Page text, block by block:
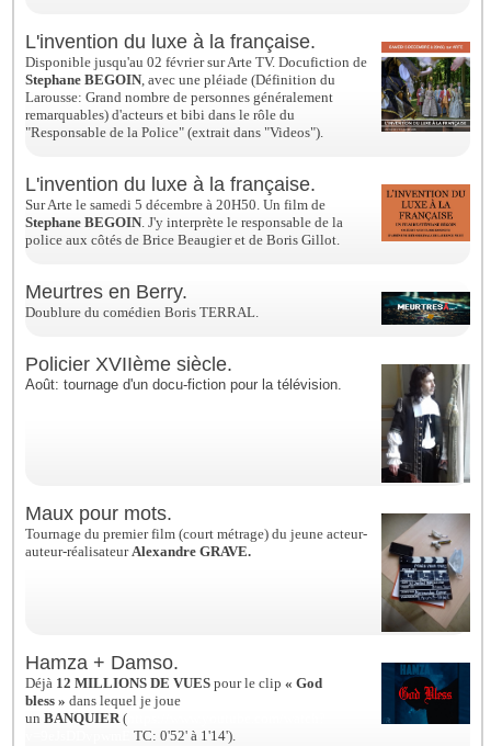
L'invention du luxe à la française.
Disponible jusqu'au 02 février sur Arte TV. Docufiction de
Stephane BEGOIN, avec une pléiade (Définition du
Larousse: Grand nombre de personnes généralement
remarquables) d'acteurs et bibi dans le rôle du
"Responsable de la Police" (extrait dans "Videos").
L'invention du luxe à la française.
Sur Arte le samedi 5 décembre à 20H50. Un film de
Stephane BEGOIN. J'y interprète le responsable de la
police aux côtés de Brice Beaugier et de Boris Gillot.
Meurtres en Berry.
Doublure du comédien Boris TERRAL.
Policier XVIIème siècle.
Août: tournage d'un docu-fiction pour la télévision.
Maux pour mots.
Tournage du premier film (court métrage) du jeune acteur-
auteur-réalisateurAlexandre GRAVE.
Hamza + Damso.
Déjà 12 MILLIONS DE VUESpour le clip « God
bless » dans lequel je joue
unBANQUIER(
TC: 0'52' à 1'14').